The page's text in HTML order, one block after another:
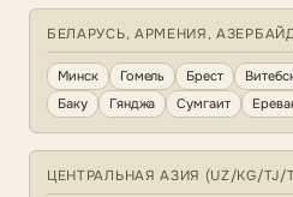
БЕЛАРУСЬ, АРМЕНИЯ,
Минск Гомель Брест
Баку
Гянджа Сумгаит
ЦЕНТРАЛЬНАЯ АЗИЯ (UZ/KG/TJ/